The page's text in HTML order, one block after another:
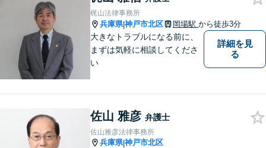
梶山法律事務所
兵庫県|神戸市北区 岡場駅 から徒歩3分
大きなトラブルになる前に、
まずは気軽に相談してくださ
い
詳細を見
る
佐山 雅彦 弁護士
佐山雅彦法律事務所
兵庫県|神戸市北区